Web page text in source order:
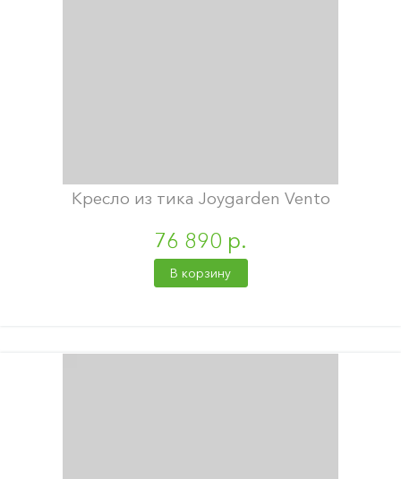
Кресло из тика Joygarden Vento
76 890 р.
В корзину